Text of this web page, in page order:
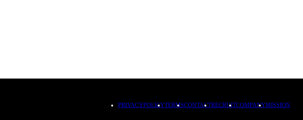
PRIVACYPOLICYTERMSCONTACTRECRUITCOMPANYMISSION